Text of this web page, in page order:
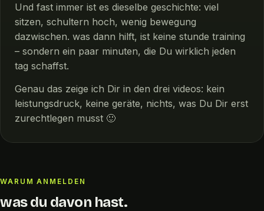
Und fast immer ist es dieselbe geschichte: viel
sitzen, schultern hoch, wenig bewegung
dazwischen. was dann hilft, ist keine stunde training
– sondern ein paar minuten, die Du wirklich jeden
tag schaffst.
Genau das zeige ich Dir in den drei videos: kein
leistungsdruck, keine geräte, nichts, was Du Dir erst
zurechtlegen musst 🙂
WARUM ANMELDEN
was du davon hast.